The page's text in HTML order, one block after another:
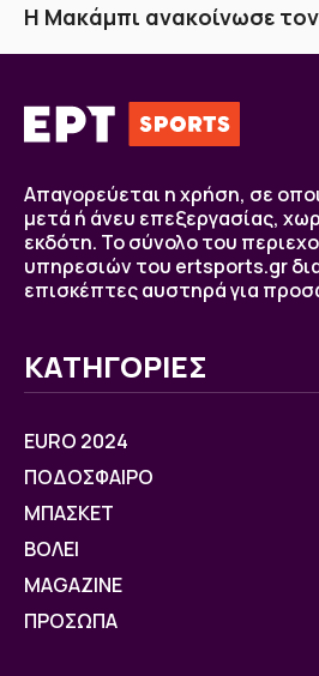
Η Μακάμπι ανακοίνωσε
Απαγορεύεται η χρήση, σε
μετά ή άνευ επεξεργασίας,
εκδότη. Το σύνολο του
υπηρεσιών του ertsports.gr
επισκέπτες αυστηρά για
ΚΑΤΗΓΟΡΙΕΣ
EURO 2024
ΠΟΔΟΣΦΑΙΡΟ
ΜΠΑΣΚΕΤ
ΒOΛΕΙ
MAGAZINE
ΠΡΟΣΩΠΑ